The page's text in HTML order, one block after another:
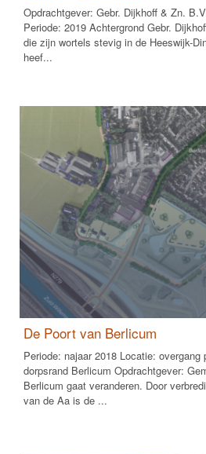
Opdrachtgever: Gebr. Dijkhoff & Zn.
Periode: 2019 Achtergrond Gebr.
die zijn wortels stevig in de Heeswijk-
heef...
De Poort van Berlicum
Periode: najaar 2018 Locatie: overgang
dorpsrand Berlicum Opdrachtgever:
Berlicum gaat veranderen. Door
van de Aa is de ...